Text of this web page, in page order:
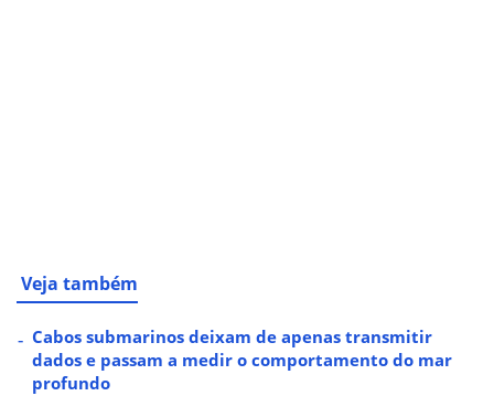
Veja também
Cabos submarinos deixam de apenas transmitir
dados e passam a medir o comportamento do mar
profundo